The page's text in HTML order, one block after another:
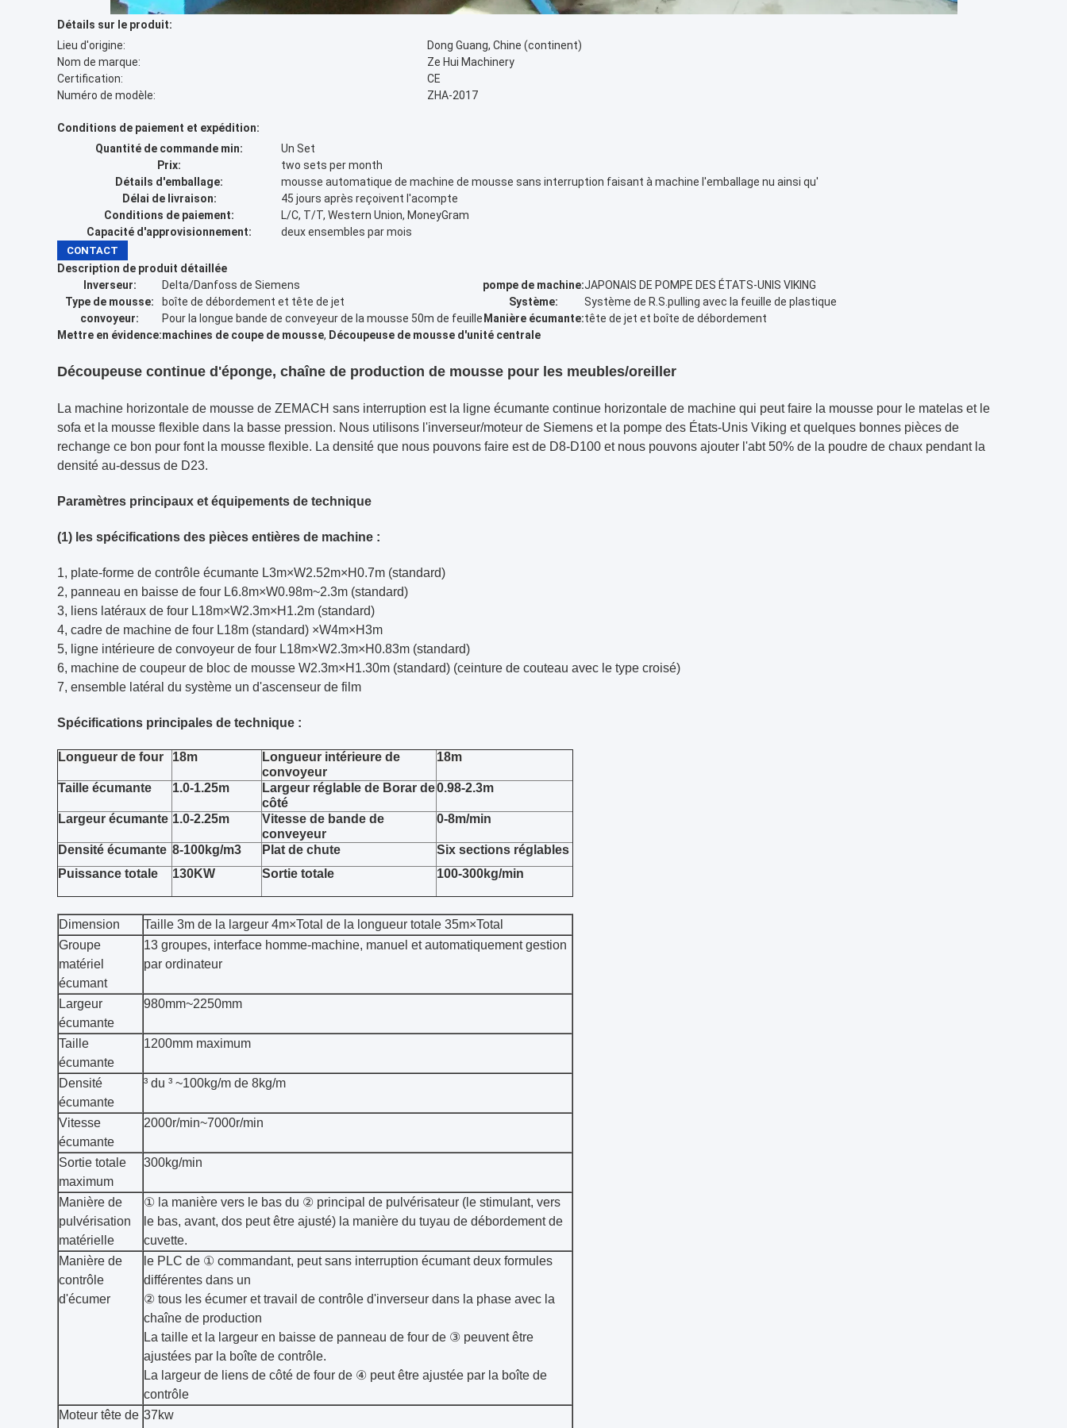
Détails sur le produit:
Lieu d'origine:
Dong Guang, Chine (continent)
Nom de marque:
Ze Hui Machinery
Certification:
CE
Numéro de modèle:
ZHA-2017
Conditions de paiement et expédition:
Quantité de commande min:
Un Set
Prix:
two sets per month
Détails d'emballage:
mousse automatique de machine de mousse sans interruption faisant à machine l'emballage nu ainsi qu'
Délai de livraison:
45 jours après reçoivent l'acompte
Conditions de paiement:
L/C, T/T, Western Union, MoneyGram
Capacité d'approvisionnement:
deux ensembles par mois
CONTACT
Description de produit détaillée
Inverseur:
Delta/Danfoss de Siemens pompe de machine:JAPONAIS DE POMPE DES ÉTATS-UNIS VIKING
Type de mousse:
boîte de débordement et tête de jet Système:
Système de R.S.pulling avec la feuille de plastique
convoyeur:
Pour la longue bande de conveyeur de la mousse 50m de feuille Manière écumante:tête de jet et boîte de débordement
Mettre en évidence:machines de coupe de mousse, Découpeuse de mousse d'unité centrale
Découpeuse continue d'éponge, chaîne de production de mousse pour les meubles/oreiller
La machine horizontale de mousse de ZEMACH sans interruption est la ligne écumante continue horizontale de machine qui peut faire la mousse pour le matelas et le
sofa et la mousse flexible dans la basse pression. Nous utilisons l'inverseur/moteur de Siemens et la pompe des États-Unis Viking et quelques bonnes pièces de
rechange ce bon pour font la mousse flexible. La densité que nous pouvons faire est de D8-D100 et nous pouvons ajouter l'abt 50% de la poudre de chaux pendant la
densité au-dessus de D23.
Paramètres principaux et équipements de technique
(1) les spécifications des pièces entières de machine :
1, plate-forme de contrôle écumante L3m×W2.52m×H0.7m (standard)
2, panneau en baisse de four L6.8m×W0.98m~2.3m (standard)
3, liens latéraux de four L18m×W2.3m×H1.2m (standard)
4, cadre de machine de four L18m (standard) ×W4m×H3m
5, ligne intérieure de convoyeur de four L18m×W2.3m×H0.83m (standard)
6, machine de coupeur de bloc de mousse W2.3m×H1.30m (standard) (ceinture de couteau avec le type croisé)
7, ensemble latéral du système un d'ascenseur de film
Spécifications principales de technique :
Longueur de four 18m
Longueur intérieure de
convoyeur
18m
Taille écumante 1.0-1.25m
Largeur réglable de Borar de
côté
0.98-2.3m
Largeur écumante 1.0-2.25m
Vitesse de bande de
conveyeur
0-8m/min
Densité écumante 8-100kg/m3 Plat de chute
Six sections réglables
Puissance totale
130KW Sortie totale 100-300kg/min
Dimension
Taille 3m de la largeur 4m×Total de la longueur totale 35m×Total
Groupe
matériel
écumant
13 groupes, interface homme-machine, manuel et automatiquement gestion
par ordinateur
Largeur
écumante
980mm~2250mm
Taille
écumante
1200mm maximum
Densité
écumante
³ du ³ ~100kg/m de 8kg/m
Vitesse
écumante
2000r/min~7000r/min
Sortie totale
maximum
300kg/min
Manière de
pulvérisation
matérielle
① la manière vers le bas du ② principal de pulvérisateur (le stimulant, vers
le bas, avant, dos peut être ajusté) la manière du tuyau de débordement de
cuvette.
Manière de
contrôle
d'écumer
le PLC de ① commandant, peut sans interruption écumant deux formules
différentes dans un
② tous les écumer et travail de contrôle d'inverseur dans la phase avec la
chaîne de production
La taille et la largeur en baisse de panneau de four de ③ peuvent être
ajustées par la boîte de contrôle.
La largeur de liens de côté de four de ④ peut être ajustée par la boîte de
contrôle
Moteur tête de 37kw